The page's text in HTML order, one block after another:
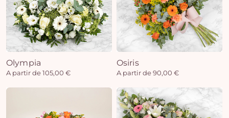
Olympia
A partir de 105,00 €
Osiris
A partir de 90,00 €